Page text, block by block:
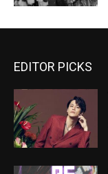
EDITOR PICKS